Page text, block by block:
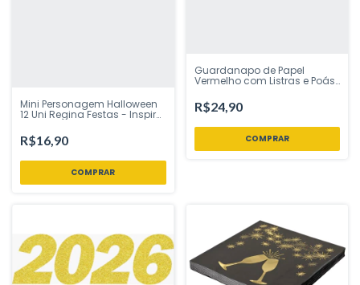
Mini Personagem Halloween
12 Uni Regina Festas - Inspire
R$16,90
Guardanapo de Papel
Vermelho com Listras e Poás
Unidades | Dupla Camada –
Ponto das Festas – Insp
R$24,90